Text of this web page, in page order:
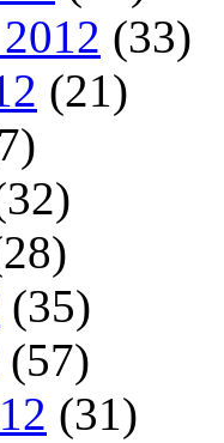
(33)
(21)
(35)
(57)
(31)